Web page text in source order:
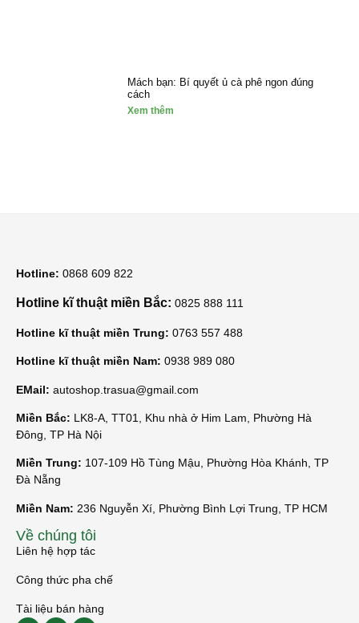
Mách bạn: Bí quyết ủ cà phê ngon đúng
cách
Xem thêm
Hotline: 0868 609 822
Hotline kĩ thuật miền Bắc: 0825 888 111
Hotline kĩ thuật miền Trung: 0763 557 488
Hotline kĩ thuật miền Nam: 0938 989 080
EMail: autoshop.trasua@gmail.com
Miền Bắc: LK8-A, TT01, Khu nhà ở Him Lam, Phường Hà
Đông, TP Hà Nội
Miền Trung: 107-109 Hồ Tùng Mậu, Phường Hòa Khánh, TP
Đà Nẵng
Miền Nam: 236 Nguyễn Xí, Phường Bình Lợi Trung, TP HCM
Về chúng tôi
Liên hệ hợp tác
Công thức pha chế
Tài liệu bán hàng